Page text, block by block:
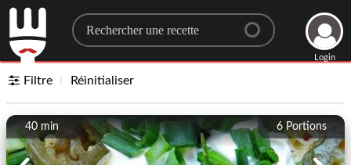
Search for a recipe
Login
Filtre Réinitialiser
6 Portions
40 min